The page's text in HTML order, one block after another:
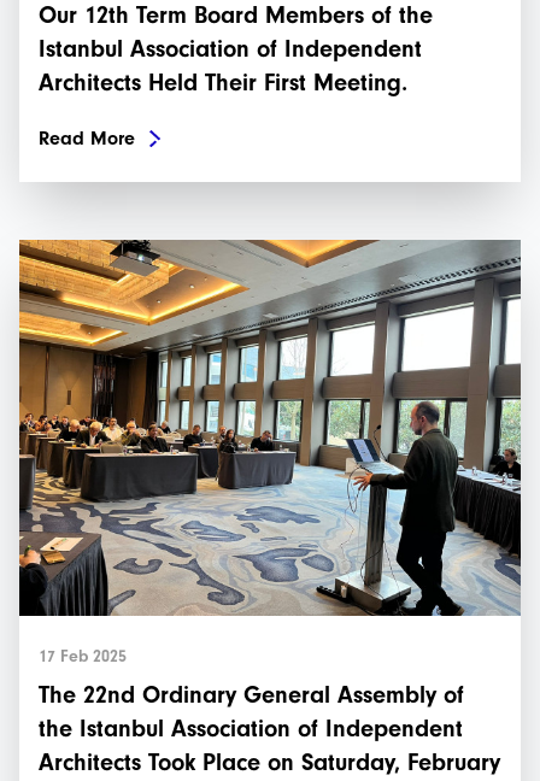
Our 12th Term Board Members of the
Istanbul Association of Independent
Architects Held Their First Meeting.
Read More
17 Feb 2025
The 22nd Ordinary General Assembly of
the Istanbul Association of Independent
Architects Took Place on Saturday, February